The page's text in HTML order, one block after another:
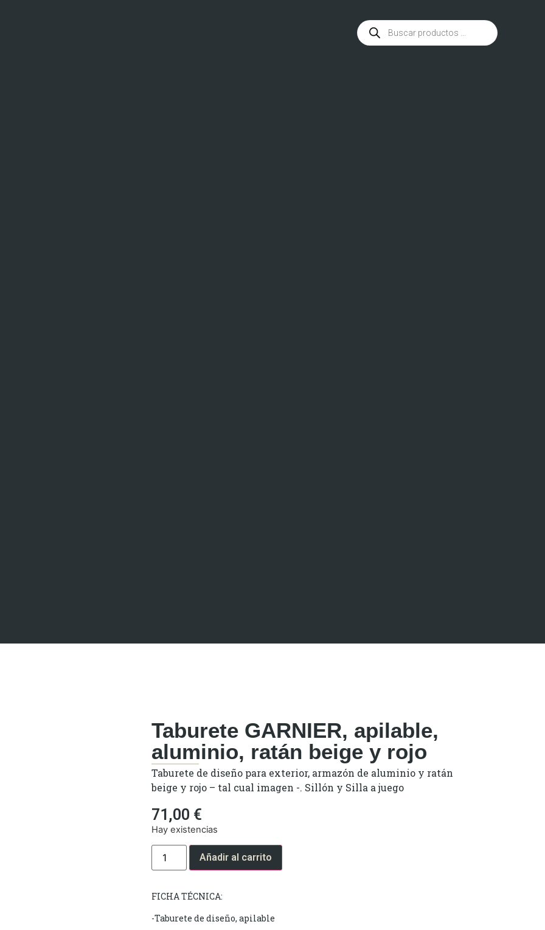
Taburete GARNIER, apilable,
aluminio, ratán beige y rojo
Taburete de diseño para exterior, armazón de aluminio y ratán
beige y rojo – tal cual imagen -. Sillón y Silla a juego
71,00 €
Hay existencias
Añadir al carrito
FICHA TÉCNICA:
-Taburete de diseño, apilable